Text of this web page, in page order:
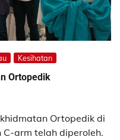
Kesihatan
Ortopedik
Ortopedik di
C-arm telah diperoleh.